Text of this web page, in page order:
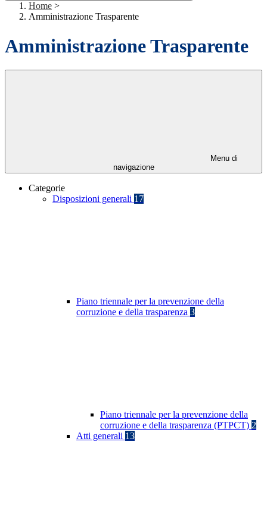
Home >
Amministrazione Trasparente
Amministrazione Trasparente
Menu di
navigazione
Categorie
Disposizioni generali 17
Piano triennale per la prevenzione della
corruzione e della trasparenza 3
Piano triennale per la prevenzione della
corruzione e della trasparenza (PTPCT) 2
Atti generali 13